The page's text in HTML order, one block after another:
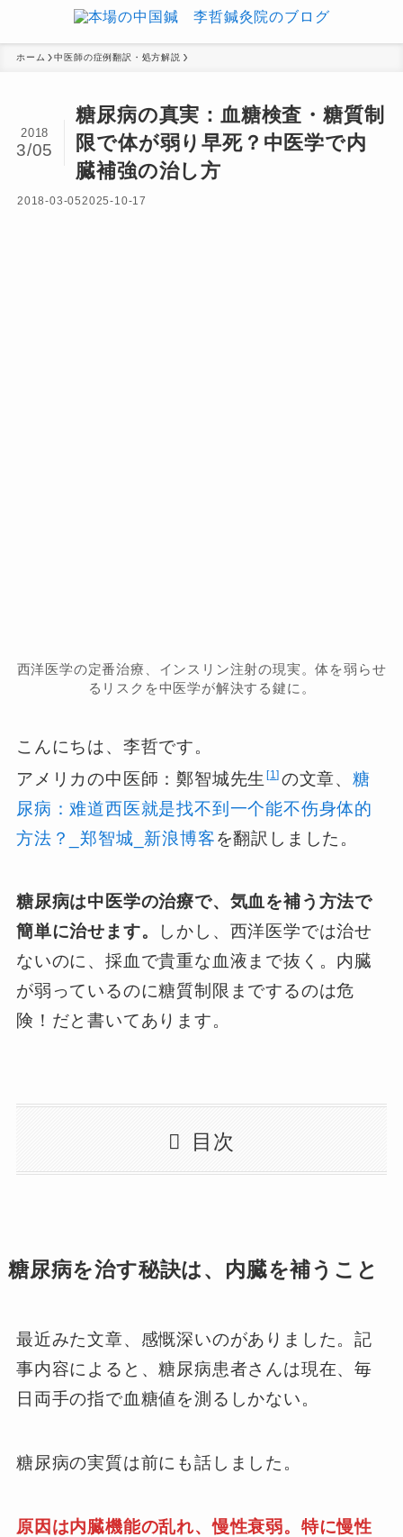
ホーム 中医師の症例翻訳・処方解説
糖尿病の真実：血糖検査・糖質制
限で体が弱り早死？中医学で内
臓補強の治し方
2018
3/05
2018-03-052025-10-17
西洋医学の定番治療、インスリン注射の現実。体を弱らせ
るリスクを中医学が解決する鍵に。
こんにちは、李哲です。
アメリカの中医師：鄭智城先生 1 の文章、 糖
尿病：难道西医就是找不到一个能不伤身体的
方法？_郑智城_新浪博客を翻訳しました。
糖尿病は中医学の治療で、気血を補う方法で
簡単に治せます。
しかし、西洋医学では治せ
ないのに、採血で貴重な血液まで抜く。内臓
が弱っているのに糖質制限までするのは危
険！だと書いてあります。
目次
糖尿病を治す秘訣は、内臓を補うこと
最近みた文章、感慨深いのがありました。記
事内容によると、糖尿病患者さんは現在、毎
日両手の指で血糖値を測るしかない。
糖尿病の実質は前にも話しました。
原因は内臓機能の乱れ、慢性衰弱。特に慢性